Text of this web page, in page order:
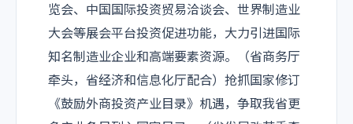
览会、中国国际投资贸易洽谈会、世界制造业
大会等展会平台投资促进功能，大力引进国际
知名制造业企业和高端要素资源。（省商务厅
牵头，省经济和信息化厅配合）抢抓国家修订
《鼓励外商投资产业目录》机遇，争取我省更